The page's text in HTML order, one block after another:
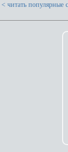
< читать популярные